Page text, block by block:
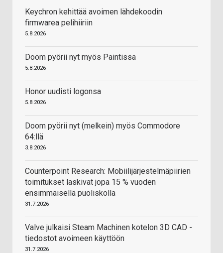
Keychron kehittää avoimen lähdekoodin
firmwarea pelihiiriin
5.8.2026
Doom pyörii nyt myös Paintissa
5.8.2026
Honor uudisti logonsa
5.8.2026
Doom pyörii nyt (melkein) myös Commodore
64:llä
3.8.2026
Counterpoint Research: Mobiilijärjestelmäpiirien
toimitukset laskivat jopa 15 % vuoden
ensimmäisellä puoliskolla
31.7.2026
Valve julkaisi Steam Machinen kotelon 3D CAD -
tiedostot avoimeen käyttöön
31.7.2026